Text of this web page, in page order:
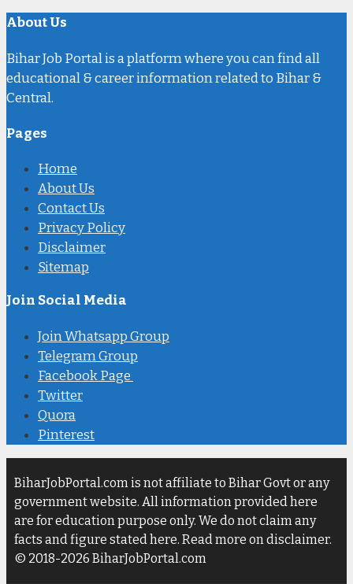
About Us
Bihar Job Portal is a platform where you can find all
educational & career information related to Bihar &
Central.
Pages
Home
About Us
Contact Us
Privacy Policy
Disclaimer
Sitemap
Join Social Media
Join Whatsapp Group
Telegram Group
Facebook Page
Twitter
Quora
Pinterest
BiharJobPortal.com is not affiliate to Bihar Govt or any
government website. All information provided here
are for education purpose only. We do not claim any
facts and figure stated here. Read more on disclaimer.
© 2018-2026 BiharJobPortal.com